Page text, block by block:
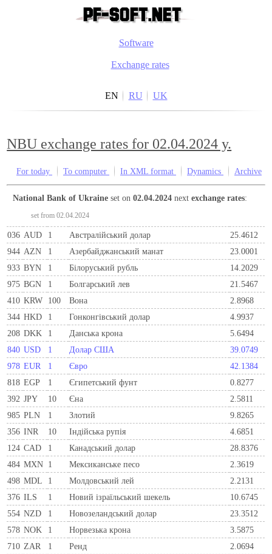
Software
Exchange rates
EN RU UK
NBU exchange rates for 02.04.2024 y.
For today To computer In XML format Dynamics Archive
National Bank of Ukraine set on02.04.2024 nextexchange rates:
set from 02.04.2024
036 AUD 1 Австралійський долар
25.4612
944 AZN 1 Азербайджанський манат
23.0001
933 BYN 1 Бiлоруський рубль
14.2029
975 BGN 1 Болгарський лев
21.5467
410 KRW 100 Вона
2.8968
344 HKD 1 Гонконгівський долар
4.9937
208 DKK 1 Данська крона
5.6494
840 USD 1 Долар США
39.0749
978 EUR 1 Євро
42.1384
818 EGP 1 Єгипетський фунт
0.8277
392 JPY 10 Єна
2.5811
985 PLN 1 Злотий
9.8265
356 INR 10 Індійська рупія
4.6851
124 CAD 1 Канадський долар
28.8376
484 MXN 1 Мексиканське песо
2.3619
498 MDL 1 Молдовський лей
2.2131
376 ILS 1 Новий ізраїльський шекель
10.6745
554 NZD 1 Новозеландський долар
23.3512
578 NOK 1 Норвезька крона
3.5875
710 ZAR 1 Ренд
2.0694